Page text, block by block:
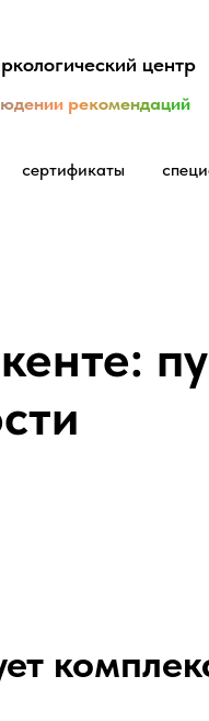
центр
рекомендаций
сертификаты